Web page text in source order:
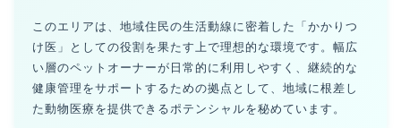
このエリアは、地域住民の生活動線に密着した「かかりつ
け医」としての役割を果たす上で理想的な環境です。幅広
い層のペットオーナーが日常的に利用しやすく、継続的な
健康管理をサポートするための拠点として、地域に根差し
た動物医療を提供できるポテンシャルを秘めています。